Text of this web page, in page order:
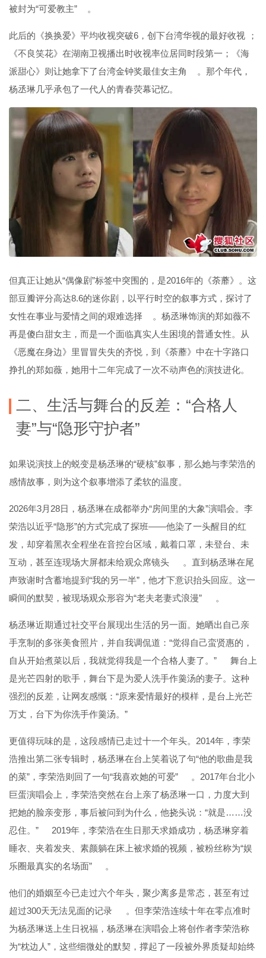
被封为“可爱教主”
。
此后的《换换爱》平均收视突破6，创下台湾华视的最好收视
；
《不良笑花》在湖南卫视播出时收视率位居同时段第一；《海
派甜心》则让她拿下了台湾金钟奖最佳女主角
。那个年代，
杨丞琳几乎承包了一代人的青春荧幕记忆。
但真正让她从“偶像剧”标签中突围的，是2016年的《荼蘼》。这
部豆瓣评分高达8.6的迷你剧，以平行时空的叙事方式，探讨了
女性在事业与爱情之间的艰难选择
。杨丞琳饰演的郑如薇不
再是傻白甜女主，而是一个面临真实人生困境的普通女性。从
《恶魔在身边》里冒冒失失的齐悦，到《荼蘼》中在十字路口
挣扎的郑如薇，她用十二年完成了一次不动声色的演技进化。
二、生活与舞台的反差：“合格人
妻”与“隐形守护者”
如果说演技上的蜕变是杨丞琳的“硬核”叙事，那么她与李荣浩的
感情故事，则为这个叙事增添了柔软的温度。
2026年3月28日，杨丞琳在成都举办“房间里的大象”演唱会。李
荣浩以近乎“隐形”的方式完成了探班——他染了一头醒目的红
发，却穿着黑衣全程坐在音控台区域，戴着口罩，未登台、未
互动，甚至连现场大屏都未给观众席镜头
。直到杨丞琳在尾
声致谢时含蓄地提到“我的另一半”，他才下意识抬头回应。这一
瞬间的默契，被现场观众形容为“老夫老妻式浪漫”
。
杨丞琳近期通过社交平台展现出生活的另一面。她晒出自己亲
手烹制的多张美食照片，并自我调侃道：“觉得自己蛮贤惠的，
自从开始煮菜以后，我就觉得我是一个合格人妻了。”
舞台上
是光芒四射的歌手，舞台下是为爱人洗手作羹汤的妻子。这种
强烈的反差，让网友感慨：“原来爱情最好的模样，是台上光芒
万丈，台下为你洗手作羹汤。”
更值得玩味的是，这段感情已走过十一个年头。2014年，李荣
浩推出第二张专辑时，杨丞琳在台上笑着说了句“他的歌曲是我
的菜”，李荣浩则回了一句“我喜欢她的可爱”
。2017年台北小
巨蛋演唱会上，李荣浩突然在台上亲了杨丞琳一口，力度大到
把她的脸亲变形，事后被问到为什么，他挠头说：“就是……没
忍住。”
2019年，李荣浩在生日那天求婚成功，杨丞琳穿着
睡衣、夹着发夹、素颜躺在床上被求婚的视频，被粉丝称为“娱
乐圈最真实的名场面”
。
他们的婚姻至今已走过六个年头，聚少离多是常态，甚至有过
超过300天无法见面的记录
。但李荣浩连续十年在零点准时
为杨丞琳送上生日祝福，杨丞琳在演唱会上将创作者李荣浩称
为“枕边人”，这些细微处的默契，撑起了一段被外界质疑却始终